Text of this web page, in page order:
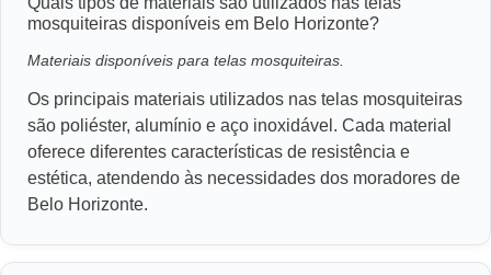
mosquiteiras disponíveis em Belo Horizonte?
Materiais disponíveis para telas mosquiteiras.
Os principais materiais utilizados nas telas mosquiteiras
são poliéster, alumínio e aço inoxidável. Cada material
oferece diferentes características de resistência e
estética, atendendo às necessidades dos moradores de
Belo Horizonte.